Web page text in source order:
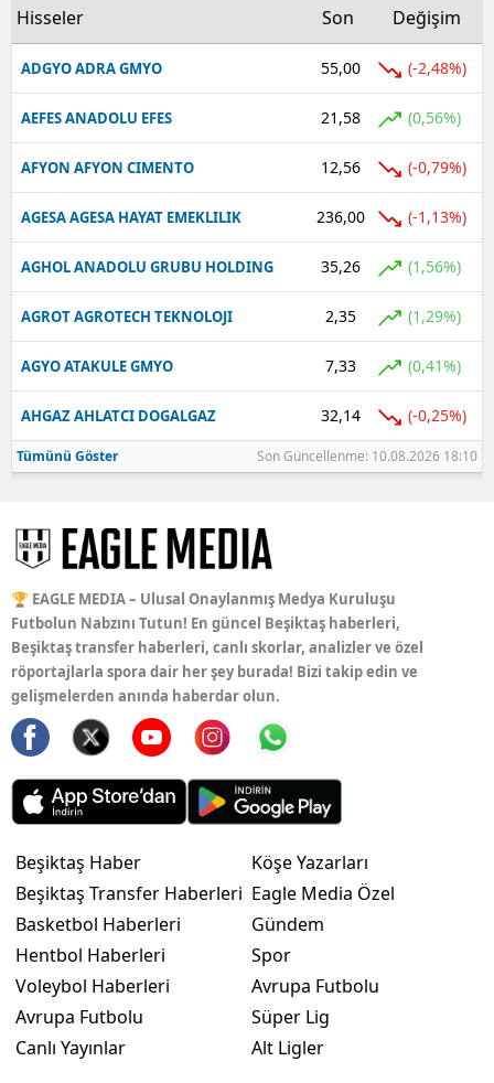
Hisseler Son Değişim
ADGYO ADRA GMYO 55,00 (-2,48%)
AEFES ANADOLU EFES 21,58 (0,56%)
AFYON AFYON CIMENTO 12,56 (-0,79%)
AGESA AGESA HAYAT EMEKLILIK 236,00 (-1,13%)
AGHOL ANADOLU GRUBU HOLDING 35,26 (1,56%)
AGROT AGROTECH TEKNOLOJI 2,35 (1,29%)
AGYO ATAKULE GMYO 7,33 (0,41%)
AHGAZ AHLATCI DOGALGAZ 32,14 (-0,25%)
Tümünü Göster Son Güncellenme: 10.08.2026 18:10
🏆 EAGLE MEDIA – Ulusal Onaylanmış Medya Kuruluşu
Futbolun Nabzını Tutun! En güncel Beşiktaş haberleri,
Beşiktaş transfer haberleri, canlı skorlar, analizler ve özel
röportajlarla spora dair her şey burada! Bizi takip edin ve
gelişmelerden anında haberdar olun.
Beşiktaş Haber
Beşiktaş Transfer Haberleri
Basketbol Haberleri
Hentbol Haberleri
Voleybol Haberleri
Avrupa Futbolu
Canlı Yayınlar
Köşe Yazarları
Eagle Media Özel
Gündem
Spor
Avrupa Futbolu
Süper Lig
Alt Ligler